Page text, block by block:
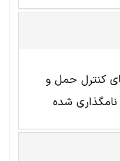
کنترل حمل و
شده